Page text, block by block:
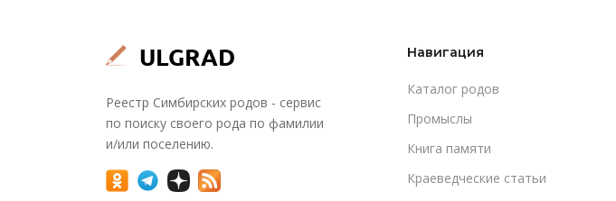
Реестр Симбирских родов - сервис
по поиску своего рода по фамилии
и/или поселению.
Навигация
Каталог родов
Промыслы
Книга памяти
Краеведческие статьи